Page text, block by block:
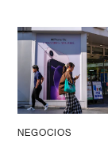
NEGOCIOS